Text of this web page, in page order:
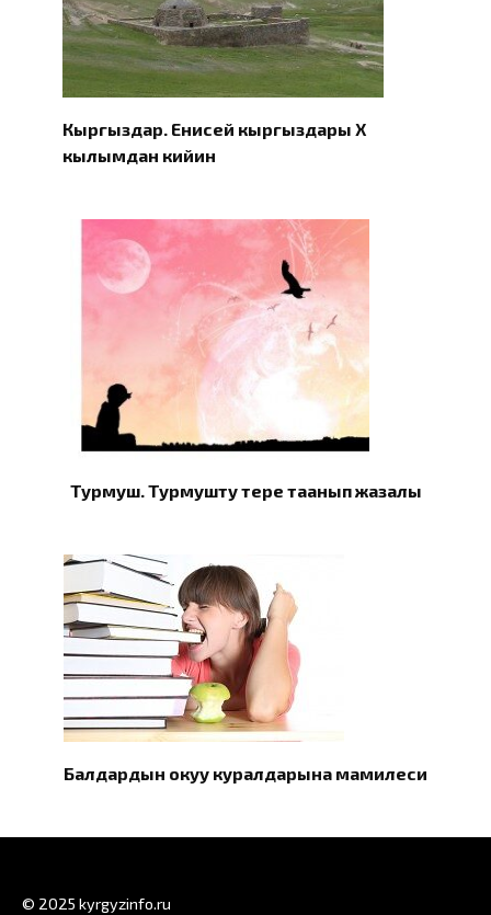
Кыргыздар. Eнисей кыргыздары X
кылымдан кийин
Турмуш. Турмушту терең таанып жазалы
Балдардын окуу куралдарына мамилеси
© 2025 kyrgyzinfo.ru